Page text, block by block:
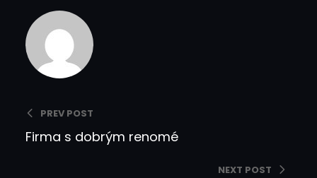
PREV POST
Firma s dobrým renomé
NEXT POST